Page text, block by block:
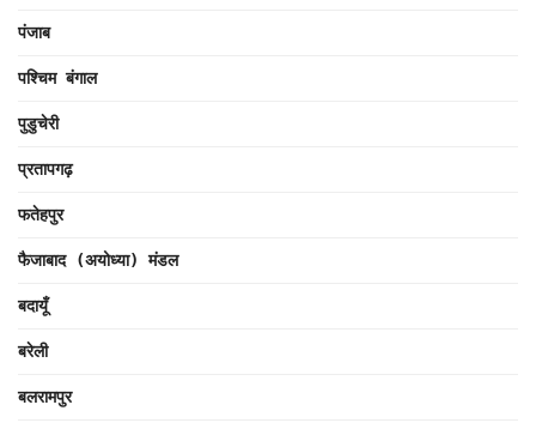
पंजाब
पश्चिम बंगाल
पुडुचेरी
प्रतापगढ़
फतेहपुर
फैजाबाद (अयोध्या) मंडल
बदायूँ
बरेली
बलरामपुर